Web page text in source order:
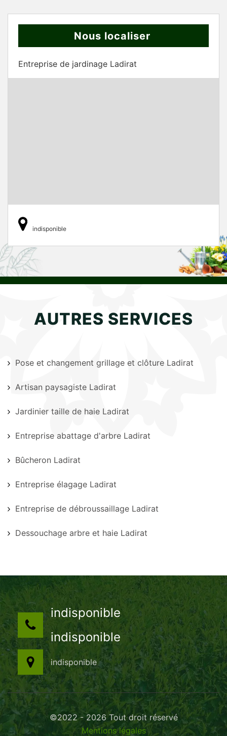
Nous localiser
Entreprise de jardinage Ladirat
indisponible
AUTRES SERVICES
Pose et changement grillage et clôture Ladirat
Artisan paysagiste Ladirat
Jardinier taille de haie Ladirat
Entreprise abattage d'arbre Ladirat
Bûcheron Ladirat
Entreprise élagage Ladirat
Entreprise de débroussaillage Ladirat
Dessouchage arbre et haie Ladirat
indisponible
indisponible
indisponible
©2022 - 2026 Tout droit réservé
Mentions légales